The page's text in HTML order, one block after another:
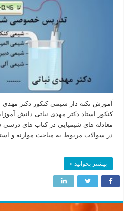
آموزش نکته دار شیمی کنکور دکتر
کنکور استاد دکتر مهدی نباتی دانش
معادله های شیمیایی در کتاب های
در سوالات مربوط به مباحث موازنه و
بیشتر بخوانید »